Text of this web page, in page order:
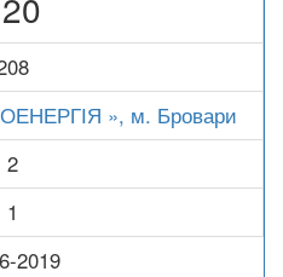
», м. Бровари
2
1
2019